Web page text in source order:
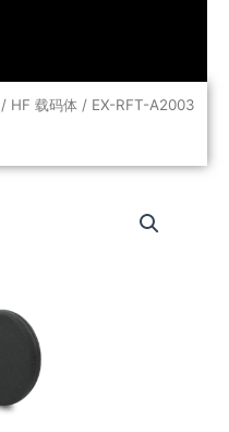
/ HF 载码体 / EX-RFT-A2003